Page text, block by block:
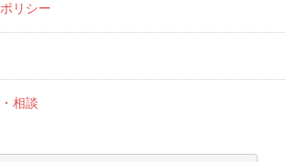
リシー
相談